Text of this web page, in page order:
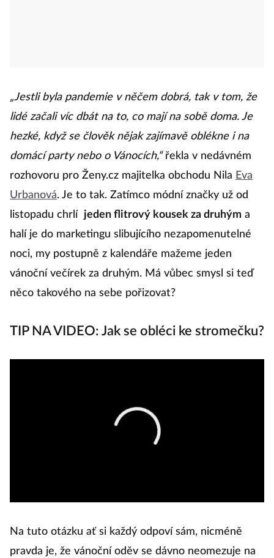
„Jestli byla pandemie v něčem dobrá, tak v tom, že
lidé začali víc dbát na to, co mají na sobě doma. Je
hezké, když se člověk nějak zajímavě oblékne i na
domácí party nebo o Vánocích,“řekla v nedávném
rozhovoru pro Ženy.cz majitelka obchodu Nila Eva
Urbanová. Je to tak. Zatímco módní značky už od
listopadu chrlí
jeden flitrový kousek za druhým a
halí je do marketingu slibujícího nezapomenutelné
noci, my postupně z kalendáře mažeme jeden
vánoční večírek za druhým. Má vůbec smysl si teď
něco takového na sebe pořizovat?
TIP NA VIDEO: Jak se obléci ke stromečku?
Na tuto otázku ať si každý odpoví sám, nicméně
pravda je, že vánoční oděv se dávno neomezuje na